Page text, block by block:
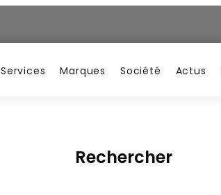
Services Marques Société Actus
Rechercher